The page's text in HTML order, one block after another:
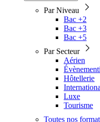
Par Niveau
Bac +2
Bac +3
Bac +5
Par Secteur
Aérien
Hôtellerie
Luxe
Tourisme
Toutes nos